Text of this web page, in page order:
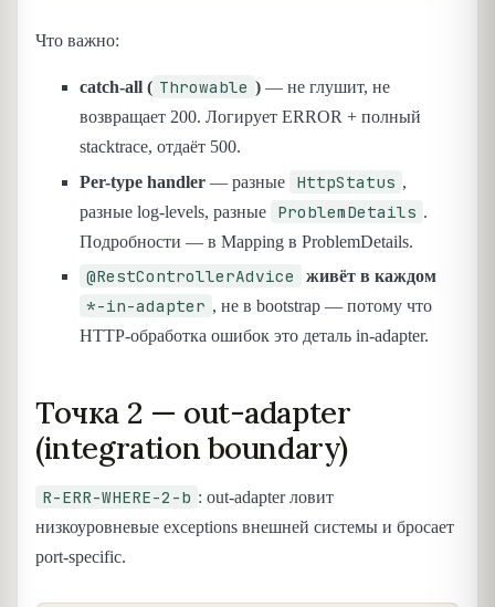
Что важно:
catch-all ( Throwable ) — не глушит, не
возвращает 200. Логирует ERROR + полный
stacktrace, отдаёт 500.
Per-type handler — разные HttpStatus ,
разные log-levels, разные
ProblemDetails .
Подробности — в Mapping в ProblemDetails.
@RestControllerAdvice живёт в каждом
*-in-adapter , не в bootstrap — потому что
HTTP-обработка ошибок это деталь in-adapter.
Точка 2 — out-adapter
(integration boundary)
R-ERR-WHERE-2-b : out-adapter ловит
низкоуровневые exceptions внешней системы и бросает
port-specific.